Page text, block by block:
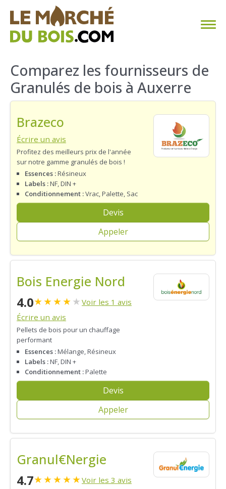
CHAUFFAGE AU BOIS
FAQ
TROUVER SON FOURNISSEUR
BLOG
ESPACE PRO
Comparez les fournisseurs de
Granulés de bois à Auxerre
Brazeco
Écrire un avis
Profitez des meilleurs prix de l'année
sur notre gamme granulés de bois !
Essences :Résineux
Labels :NF, DIN +
Conditionnement :Vrac, Palette, Sac
Devis
Appeler
Bois Energie Nord
4.0★★★★★ Voir les 1 avis
Écrire un avis
Pellets de bois pour un chauffage
performant
Essences :Mélange, Résineux
Labels :NF, DIN +
Conditionnement :Palette
Devis
Appeler
Granul€Nergie
4.7★★★★★Voir les 3 avis